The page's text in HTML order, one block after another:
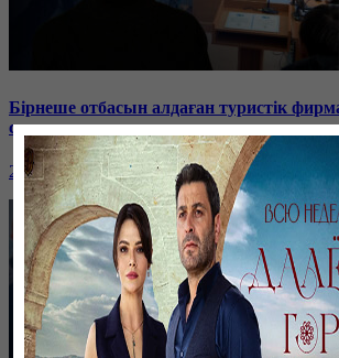
Бірнеше отбасын алдаған туристік
сотталып жатыр
26 января, 19:36